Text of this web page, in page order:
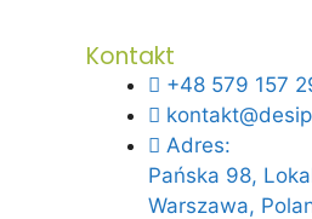
Kontakt
+48 579 157
Adres:
Pańska 98,
Warszawa,